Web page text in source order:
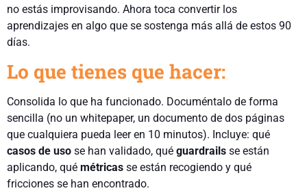
no estás improvisando. Ahora toca convertir los
aprendizajes en algo que se sostenga más allá de estos 90
días.
Lo que tienes que hacer:
Consolida lo que ha funcionado. Documéntalo de forma
sencilla (no un whitepaper, un documento de dos páginas
que cualquiera pueda leer en 10 minutos). Incluye: qué
casos de uso se han validado, qué guardrails se están
aplicando, qué métricas se están recogiendo y qué
fricciones se han encontrado.